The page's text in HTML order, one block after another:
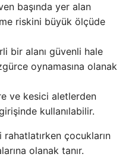
başında yer alan
riskini büyük ölçüde
bir alanı güvenli hale
oynamasına olanak
ve kesici aletlerden
kullanılabilir.
çocukların
olanak tanır.